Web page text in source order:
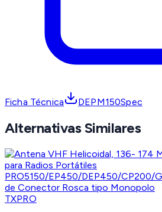
Ficha Técnica DEPM150Spec
Alternativas Similares
TXPRO